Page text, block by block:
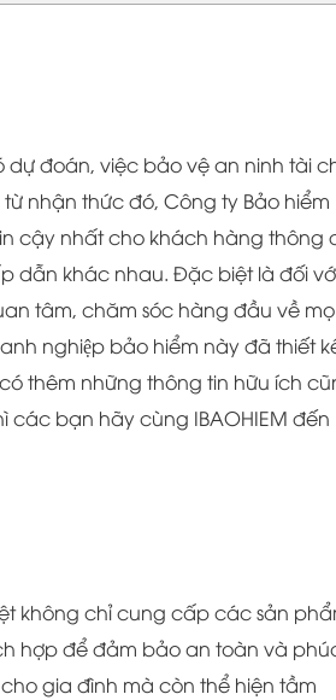
đoán, việc bảo vệ an ninh tài
nhận thức đó, Công ty Bảo hiểm
cậy nhất cho khách hàng thông
dẫn khác nhau. Đặc biệt là đối
tâm, chăm sóc hàng đầu về
nghiệp bảo hiểm này đã thiết
thêm những thông tin hữu ích
bạn hãy cùng IBAOHIEM đến
không chỉ cung cấp các sản
hợp để đảm bảo an toàn và
gia đình mà còn thể hiện tầm